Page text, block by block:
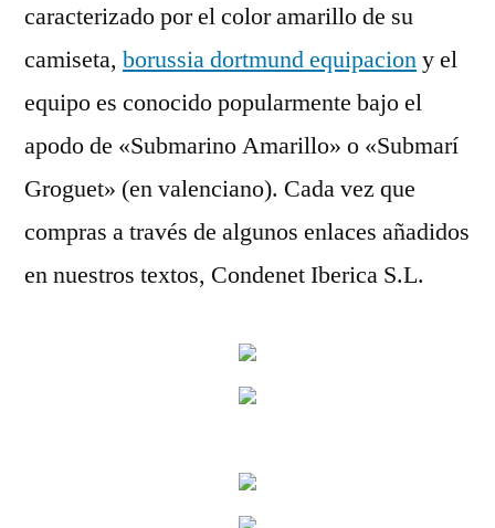
caracterizado por el color amarillo de su
camiseta, borussia dortmund equipaciony el
equipo es conocido popularmente bajo el
apodo de «Submarino Amarillo» o «Submarí
Groguet» (en valenciano). Cada vez que
compras a través de algunos enlaces añadidos
en nuestros textos, Condenet Iberica S.L.